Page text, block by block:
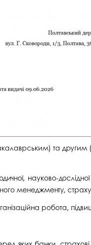
та
науково-
менеджменту,
робота,